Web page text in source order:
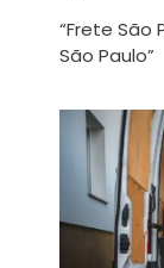
“Frete São
São Paulo”